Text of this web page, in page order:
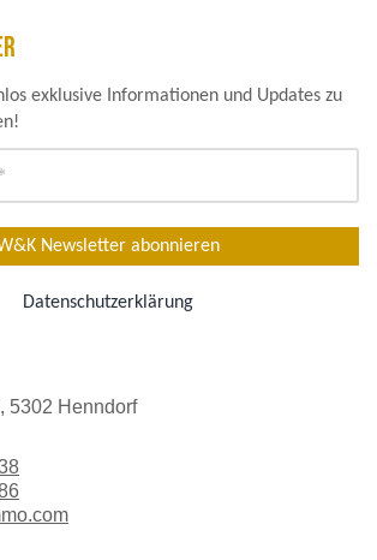
exklusive Informationen und Updates zu
Datenschutzerklärung
5302 Henndorf